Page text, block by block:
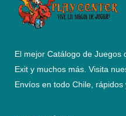
El mejor Catálogo de Juegos
Exit y muchos más. Visita
Envíos en todo Chile, rápidos